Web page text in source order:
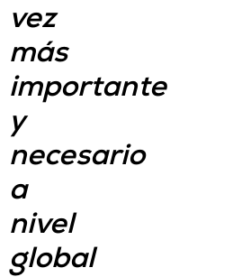
vez
más
importante
y
necesario
a
nivel
global